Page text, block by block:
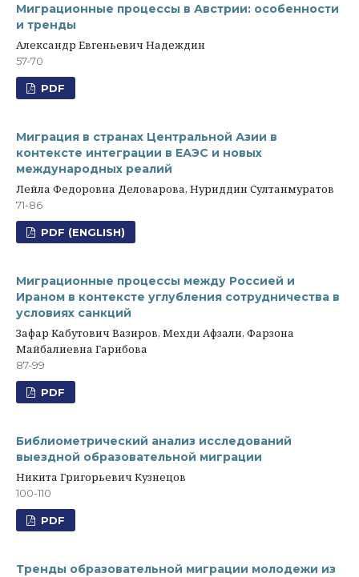
Миграционные процессы в Австрии: особенности
и тренды
Александр Евгеньевич Надеждин
57-70
PDF
Миграция в странах Центральной Азии в
контексте интеграции в ЕАЭС и новых
международных реалий
Лейла Федоровна Деловарова, Нуриддин Султанмуратов
71-86
PDF (ENGLISH)
Миграционные процессы между Россией и
Ираном в контексте углубления сотрудничества в
условиях санкций
Зафар Кабутович Вазиров, Мехди Афзали, Фарзона
Майбалиевна Гарибова
87-99
PDF
Библиометрический анализ исследований
выездной образовательной миграции
Никита Григорьевич Кузнецов
100-110
PDF
Тренды образовательной миграции молодежи из